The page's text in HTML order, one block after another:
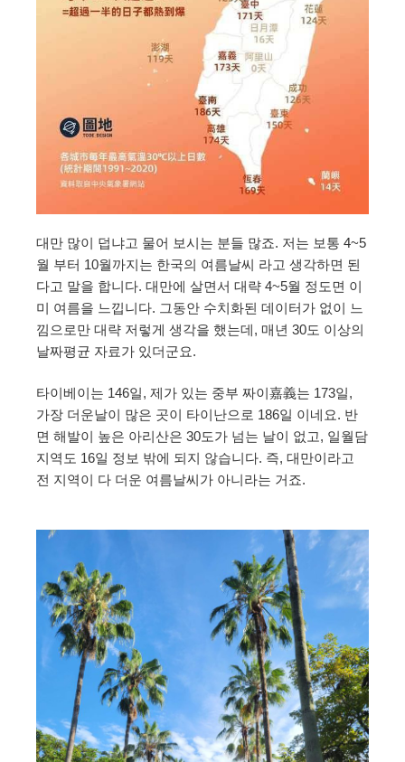
대만 많이 덥냐고 물어 보시는 분들 많죠. 저는 보통 4~5
월 부터 10월까지는 한국의 여름날씨 라고 생각하면 된
다고 말을 합니다. 대만에 살면서 대략 4~5월 정도면 이
미 여름을 느낍니다. 그동안 수치화된 데이터가 없이 느
낌으로만 대략 저렇게 생각을 했는데, 매년 30도 이상의
날짜평균 자료가 있더군요.
타이베이는 146일, 제가 있는 중부 짜이嘉義는 173일,
가장 더운날이 많은 곳이 타이난으로 186일 이네요. 반
면 해발이 높은 아리산은 30도가 넘는 날이 없고, 일월담
지역도 16일 정보 밖에 되지 않습니다. 즉, 대만이라고
전 지역이 다 더운 여름날씨가 아니라는 거죠.